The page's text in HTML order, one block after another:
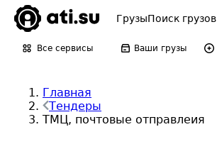
ГрузыПоиск грузов
Все сервисы Ваши грузы
Главная
Тендеры
ТМЦ, почтовые отправлеия